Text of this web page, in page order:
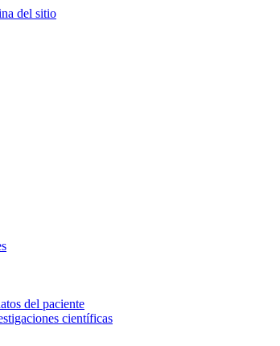
del sitio
del paciente
científicas